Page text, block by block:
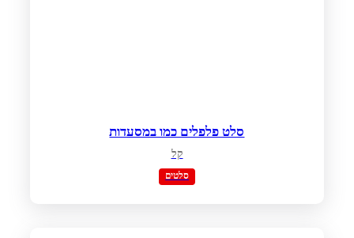
סלט פלפלים כמו במסעדות
קל
סלטים